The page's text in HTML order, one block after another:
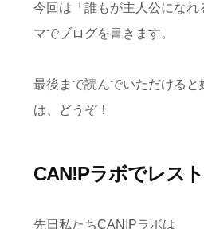
今回は「誰もが主人公になれ
マでブログを書きます。
最後まで読んでいただけると
は、どうぞ！
CAN!Pラボでレス
先日私たちCAN!Pラボは